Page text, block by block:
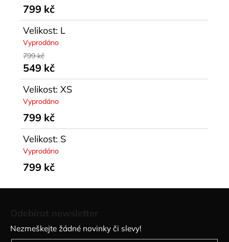
799 kč
Velikost: L
Vyprodáno
799 kč
549 kč
Velikost: XS
Vyprodáno
799 kč
Velikost: S
Vyprodáno
799 kč
Nezmeškejte žádné novinky či slevy!